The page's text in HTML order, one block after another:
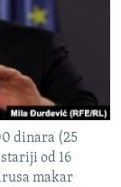
dinara (25
od 16
makar